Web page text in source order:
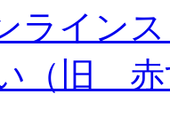
ライン
（旧 赤